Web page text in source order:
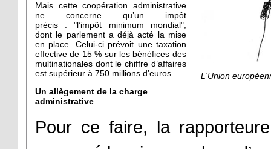
Mais cette coopération administrative
ne concerne qu’un impôt
précis : "l’impôt minimum mondial",
dont le parlement a déjà acté la mise
en place. Celui-ci prévoit une taxation
effective de 15 % sur les bénéfices des
multinationales dont le chiffre d’affaires
est supérieur à 750 millions d’euros.
Un allègement de la charge
administrative
L'Union
Pour ce faire, la